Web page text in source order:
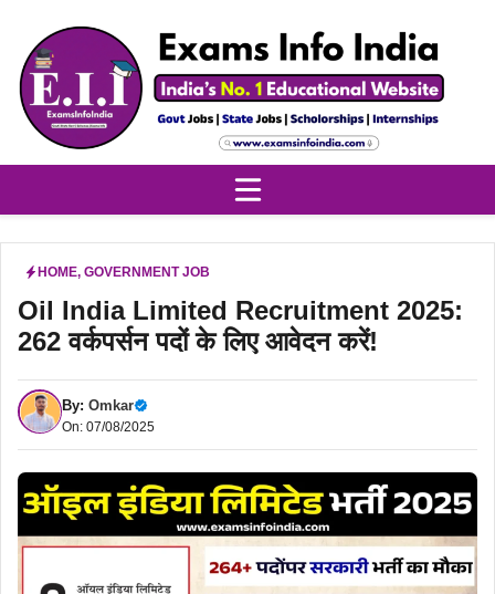
content
HOME, GOVERNMENT JOB
Oil India Limited Recruitment 2025:
262 वर्कपर्सन पदों के लिए आवेदन करें!
By: Omkar
On: 07/08/2025